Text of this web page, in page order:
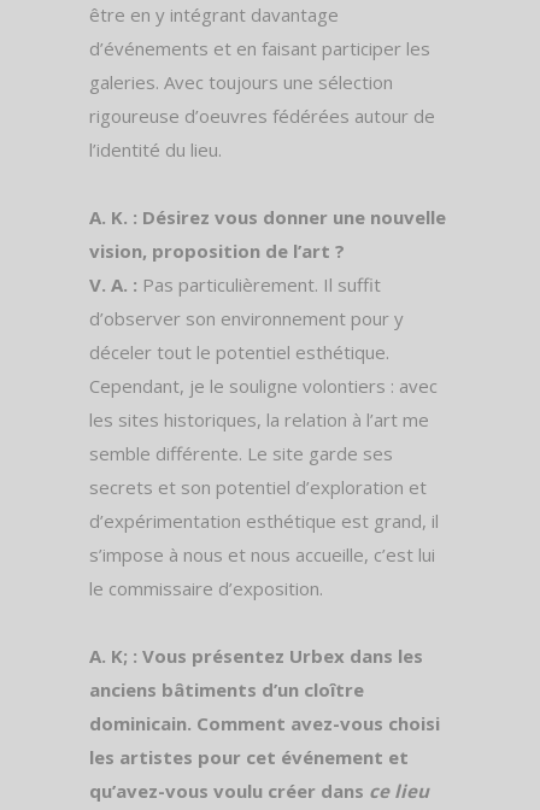
être en y intégrant davantage
d’événements et en faisant participer les
galeries. Avec toujours une sélection
rigoureuse d’oeuvres fédérées autour de
l’identité du lieu.
A. K. : Désirez vous donner une nouvelle
vision, proposition de l’art ?
V. A. : Pas particulièrement. Il suffit
d’observer son environnement pour y
déceler tout le potentiel esthétique.
Cependant, je le souligne volontiers : avec
les sites historiques, la relation à l’art me
semble différente. Le site garde ses
secrets et son potentiel d’exploration et
d’expérimentation esthétique est grand, il
s’impose à nous et nous accueille, c’est lui
le commissaire d’exposition.
A. K; : Vous présentez Urbex dans les
anciens bâtiments d’un cloître
dominicain. Comment avez-vous choisi
les artistes pour cet événement et
qu’avez-vous voulu créer dans ce lieu